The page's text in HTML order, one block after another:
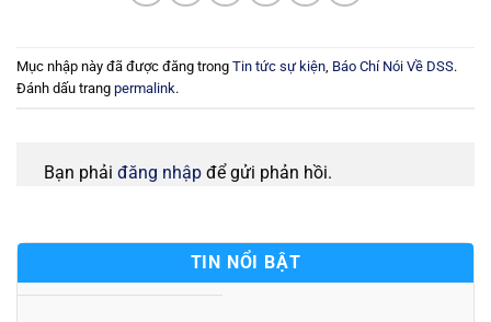
Mục nhập này đã được đăng trong Tin tức sự kiện Báo Chí Nói Về DSS.
Đánh dấu trang permalink.
Bạn phải đăng nhập để gửi phản hồi.
TIN NỔI BẬT